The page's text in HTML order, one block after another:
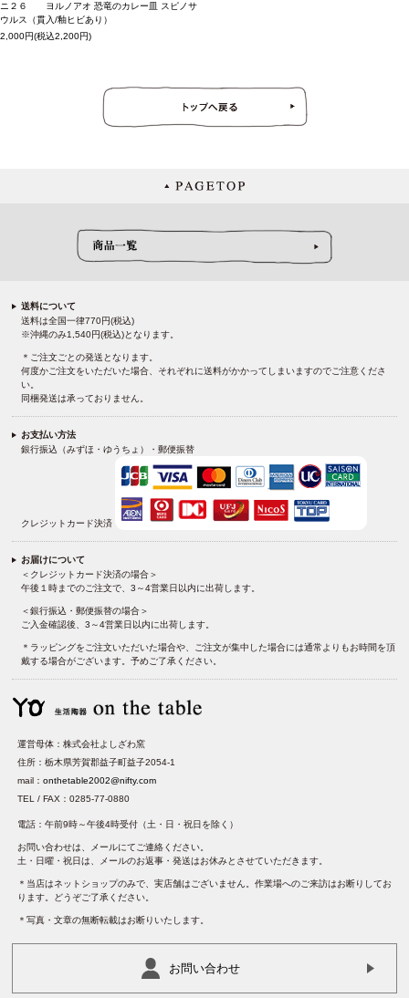
ニ２６ ヨルノアオ 恐竜のカレー皿 スピノサ
ウルス（貫入/釉ヒビあり）
2,000円(税込2,200円)
送料について
送料は全国一律770円(税込)
※沖縄のみ1,540円(税込)となります。
＊ご注文ごとの発送となります。
何度かご注文をいただいた場合、それぞれに送料がかかってしまいますのでご注意くださ
い。
同梱発送は承っておりません。
お支払い方法
銀行振込（みずほ・ゆうちょ）・郵便振替
クレジットカード決済
お届けについて
＜クレジットカード決済の場合＞
午後１時までのご注文で、3～4営業日以内に出荷します。
＜銀行振込・郵便振替の場合＞
ご入金確認後、3～4営業日以内に出荷します。
＊ラッピングをご注文いただいた場合や、ご注文が集中した場合には通常よりもお時間を頂
戴する場合がございます。予めご了承ください。
運営母体：株式会社よしざわ窯
住所：栃木県芳賀郡益子町益子2054-1
mail：onthetable2002@nifty.com
TEL / FAX：0285-77-0880
電話：午前9時～午後4時受付（土・日・祝日を除く）
お問い合わせは、メールにてご連絡ください。
土・日曜・祝日は、メールのお返事・発送はお休みとさせていただきます。
＊当店はネットショップのみで、実店舗はございません。作業場へのご来訪はお断りしてお
ります。どうぞご了承ください。
＊写真・文章の無断転載はお断りいたします。
お問い合わせ